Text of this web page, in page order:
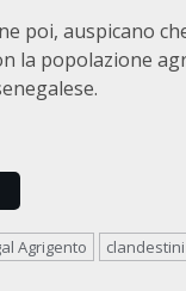
poi, auspicano
la popolazione
Agrigento clandestini